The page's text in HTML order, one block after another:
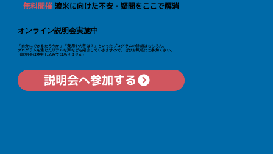
無料開催渡米に向けた不安・疑問をここで解消
オンライン説明会実施中
「自分にできるだろうか」「費用や内容は？」といった​プログラムの詳細はもちろん、
プログラムを通じたリアルな声なども紹介していきますので、ぜひお気軽にご参加くさい。
（説明会は本申し込みではありません）
説明会へ参加する